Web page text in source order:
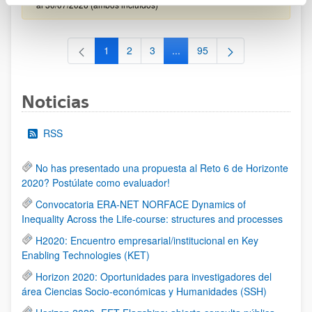
al 30/07/2026 (ambos incluídos)
Página
1 Página
2 Página
3 ...Páginas intermedias Use TAB
Página
95
Noticias
RSS
No has presentado una propuesta al Reto 6 de Horizonte
2020? Postúlate como evaluador!
Convocatoria ERA-NET NORFACE Dynamics of
Inequality Across the Life-course: structures and processes
H2020: Encuentro empresarial/institucional en Key
Enabling Technologies (KET)
Horizon 2020: Oportunidades para investigadores del
área Ciencias Socio-económicas y Humanidades (SSH)